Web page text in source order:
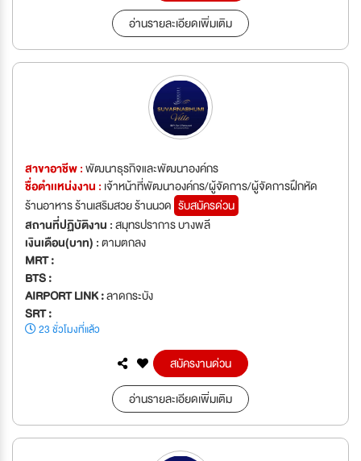
อ่านรายละเอียดเพิ่มเติม
สาขาอาชีพ :พัฒนาธุรกิจและพัฒนาองค์กร
ชื่อตำเเหน่งงาน : เจ้าหน้าที่พัฒนาองค์กร/ผู้จัดการ/ผู้จัดการฝึกหัด
ร้านอาหาร ร้านเสริมสวย ร้านนวด รับสมัครด่วน
สถานที่ปฏิบัติงาน :สมุทรปราการ บางพลี
เงินเดือน(บาท) :ตามตกลง
MRT :
BTS :
AIRPORT LINK :ลาดกระบัง
SRT :
23 ชั่วโมงที่แล้ว
สมัครงานด่วน
อ่านรายละเอียดเพิ่มเติม